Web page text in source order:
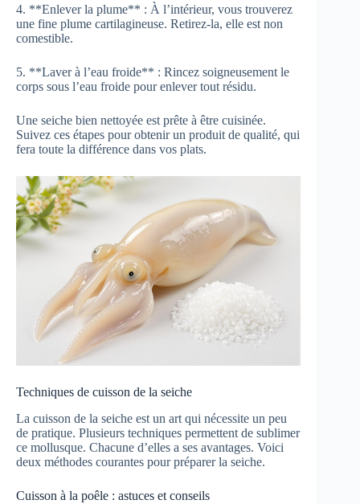
4. **Enlever la plume** : À l’intérieur, vous trouverez
une fine plume cartilagineuse. Retirez-la, elle est non
comestible.
5. **Laver à l’eau froide** : Rincez soigneusement le
corps sous l’eau froide pour enlever tout résidu.
Une seiche bien nettoyée est prête à être cuisinée.
Suivez ces étapes pour obtenir un produit de qualité, qui
fera toute la différence dans vos plats.
Techniques de cuisson de la seiche
La cuisson de la seiche est un art qui nécessite un peu
de pratique. Plusieurs techniques permettent de sublimer
ce mollusque. Chacune d’elles a ses avantages. Voici
deux méthodes courantes pour préparer la seiche.
Cuisson à la poêle : astuces et conseils